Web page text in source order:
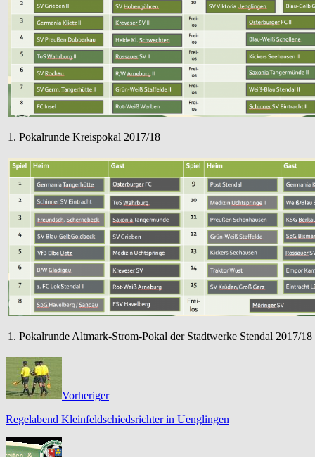
1. Pokalrunde Kreispokal 2017/18
1. Pokalrunde Altmark-Strom-Pokal der Stadtwerke Stendal 2017/18
Vorheriger
Regelabend Kleinfeldschiedsrichter in Uenglingen